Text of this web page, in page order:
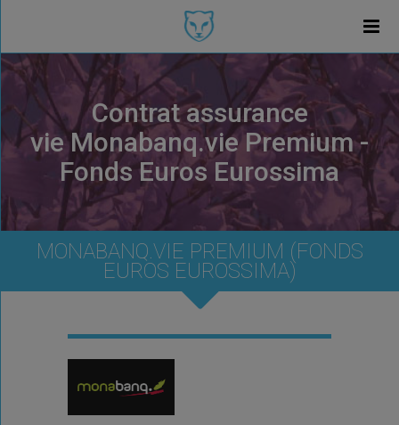
Contrat assurance
vie Monabanq.vie Premium -
Fonds Euros Eurossima
MONABANQ.VIE PREMIUM (FONDS
EUROS EUROSSIMA)